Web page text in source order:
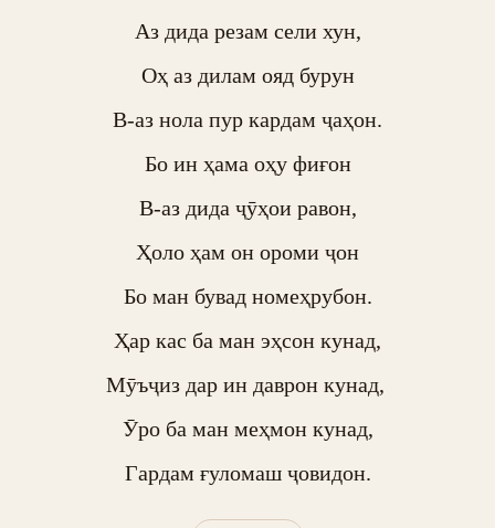
Аз дида резам сели хун,
Оҳ аз дилам ояд бурун
В-аз нола пур кардам ҷаҳон.
Бо ин ҳама оҳу фиғон
В-аз дида ҷӯҳои равон,
Ҳоло ҳам он ороми ҷон
Бо ман бувад номеҳрубон.
Ҳар кас ба ман эҳсон кунад,
Мӯъҷиз дар ин даврон кунад,
Ӯро ба ман меҳмон кунад,
Гардам ғуломаш ҷовидон.